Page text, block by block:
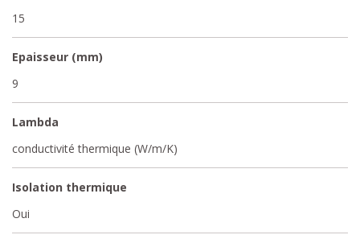
15
Epaisseur (mm)
9
Lambda
conductivité thermique (W/m/K)
Isolation thermique
Oui